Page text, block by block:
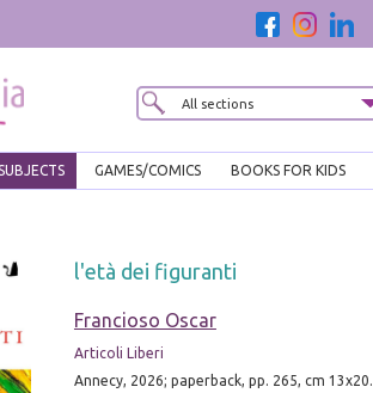
GAMES/COMICS BOOKS FOR KIDS
l'età dei figuranti
Francioso Oscar
Articoli Liberi
Annecy, 2026; paperback, pp. 265, cm 13x20.